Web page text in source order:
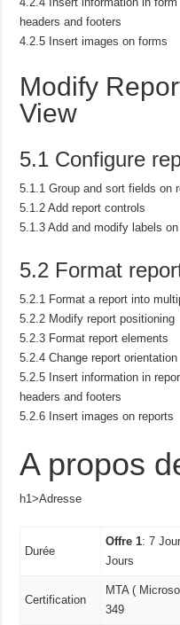
headers and footers
4.2.5 Insert images on forms
Modify
View
5.1 Configure
5.1.1 Group and sort fields on
5.1.2 Add report controls
5.1.3 Add and modify labels
5.2 Format
5.2.1 Format a report into
5.2.2 Modify report positioning
5.2.3 Format report elements
5.2.4 Change report orientation
5.2.5 Insert information in
headers and footers
5.2.6 Insert images on reports
A propos
h1>Adresse
Durée
Offre 1: 7
Jours
Certification
MTA (
349